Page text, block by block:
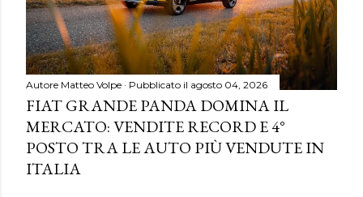
Autore Matteo Volpe Pubblicato il agosto 04, 2026
FIAT GRANDE PANDA DOMINA IL
MERCATO: VENDITE RECORD E 4°
POSTO TRA LE AUTO PIÙ VENDUTE IN
ITALIA